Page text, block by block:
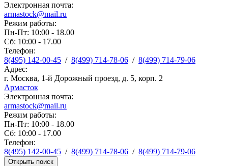
Электронная почта:
armastock@mail.ru
Режим работы:
Пн-Пт: 10:00 - 18.00
Сб: 10:00 - 17.00
Телефон:
8(495) 142-00-45 / 8(499) 714-78-06 / 8(499) 714-79-06
Адрес:
г. Москва, 1-й Дорожный проезд, д. 5, корп. 2
Армасток
Электронная почта:
armastock@mail.ru
Режим работы:
Пн-Пт: 10:00 - 18.00
Сб: 10:00 - 17.00
Телефон:
8(495) 142-00-45 / 8(499) 714-78-06 / 8(499) 714-79-06
Открыть поиск